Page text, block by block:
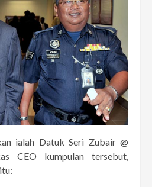
ialah Datuk Seri Zubair @
CEO kumpulan tersebut,